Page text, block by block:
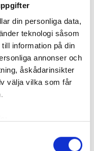
din personliga data,
teknologi såsom
information på din
annonser och
åskådarinsikter
välja vilka som får
upp till flera meter
påpekar att företaget
med ett erbjudande
då svarade
var i funktionellt
någon renovering.
sprickan hade
dyra att åtgärda,
2026.